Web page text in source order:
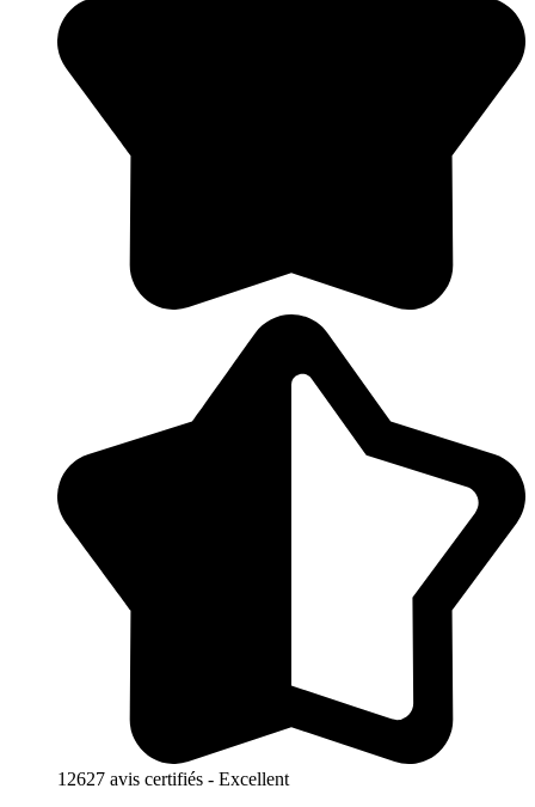
12627 avis certifiés - Excellent